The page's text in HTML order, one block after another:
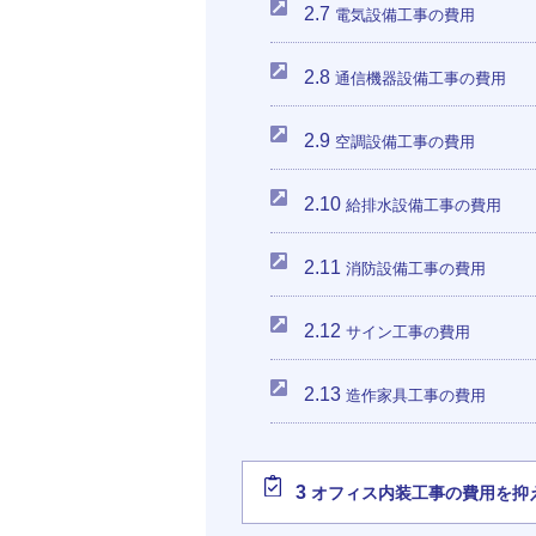
2.7 電気設備工事の費用
2.8 通信機器設備工事の費用
2.9 空調設備工事の費用
2.10 給排水設備工事の費用
2.11 消防設備工事の費用
2.12 サイン工事の費用
2.13 造作家具工事の費用
3 オフィス内装工事の費用を抑